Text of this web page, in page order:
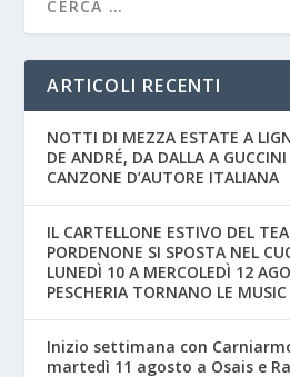
ARTICOLI RECENTI
NOTTI DI MEZZA ESTATE A
DE ANDRÉ, DA DALLA A
CANZONE D’AUTORE ITALIANA
IL CARTELLONE ESTIVO DEL
PORDENONE SI SPOSTA NEL
LUNEDÌ 10 A MERCOLEDÌ 12
PESCHERIA TORNANO LE
Inizio settimana con
martedì 11 agosto a Osais e